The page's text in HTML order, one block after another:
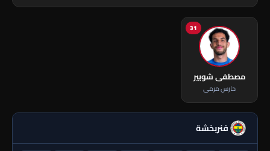
31
مصطفى شوبير
حارس مرمى
فنربخشة